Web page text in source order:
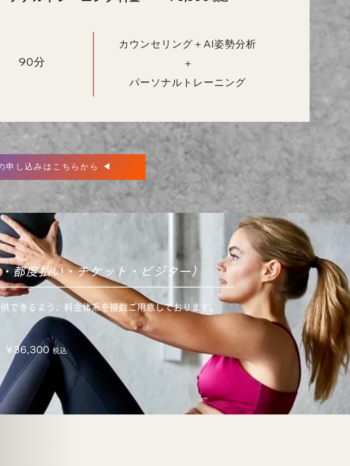
カウンセリング＋AI姿勢分析
90分
​＋
パーソナルトレーニング
申し込みはこちらから ◀︎
都度払い・チケット・ビジター）
できるよう、料金体系を複数ご用意しております。
​￥36,300 税込